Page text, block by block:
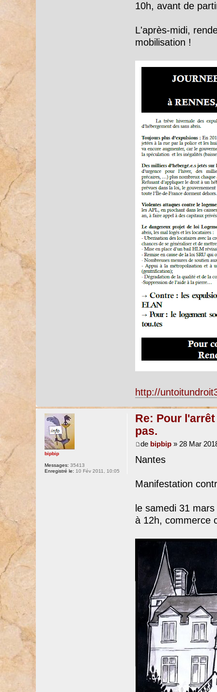
10h, avant de
L'après-midi,
mobilisation !
http://
Re: Pour
pas.
de bipbip» 28 Mar
Nantes
Manifestation
le samedi 31 mars
à 12h, commerce
bipbip
Messages: 35413
Enregistré le: 10 Fév 2011, 10:05